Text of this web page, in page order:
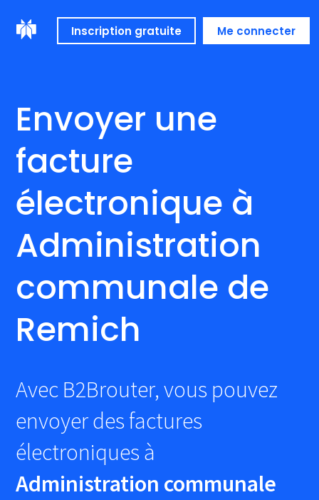
Inscription gratuite Me connecter
Envoyer une
facture
électronique à
Administration
communale de
Remich
Avec B2Brouter, vous pouvez
envoyer des factures
électroniques à
Administration communale